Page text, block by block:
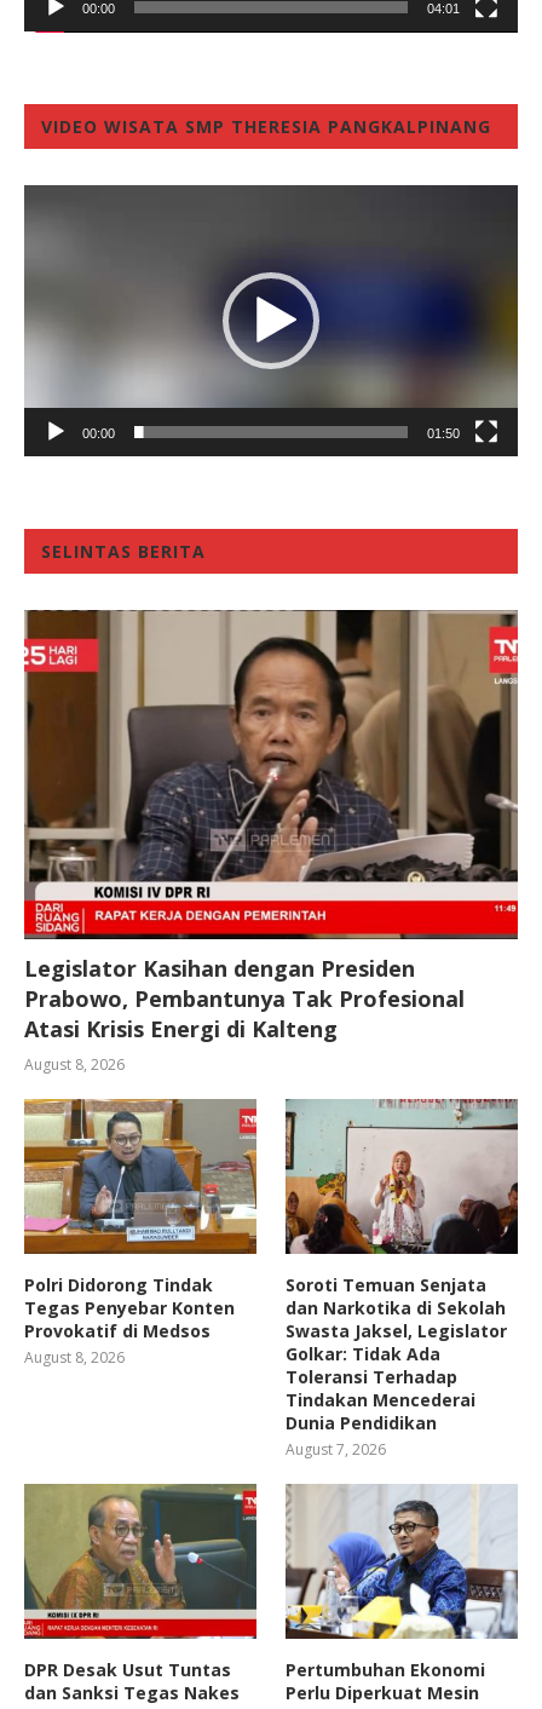
00:00 04:01
VIDEO WISATA SMP THERESIA PANGKALPINANG
00:00 01:50
SELINTAS BERITA
Legislator Kasihan dengan Presiden
Prabowo, Pembantunya Tak Profesional
Atasi Krisis Energi di Kalteng
August 8, 2026
Polri Didorong Tindak
Tegas Penyebar Konten
Provokatif di Medsos
August 8, 2026
Soroti Temuan Senjata
dan Narkotika di Sekolah
Swasta Jaksel, Legislator
Golkar: Tidak Ada
Toleransi Terhadap
Tindakan Mencederai
Dunia Pendidikan
August 7, 2026
DPR Desak Usut Tuntas
dan Sanksi Tegas Nakes
Pertumbuhan Ekonomi
Perlu Diperkuat Mesin